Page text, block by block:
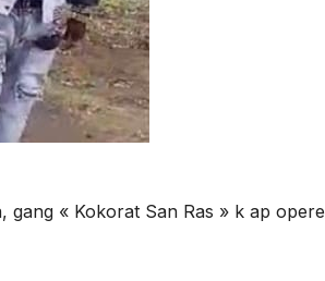
« Kokorat San Ras » k ap opere